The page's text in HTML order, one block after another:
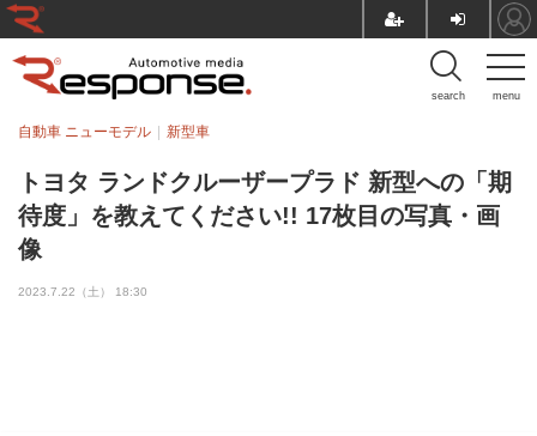
menu
search
トヨタ ランドクルーザープラド 新型への「期
待度」を教えてください!! 17枚目の写真・画
像
自動車 ニューモデル 新型車
2023.7.22（土） 18:30